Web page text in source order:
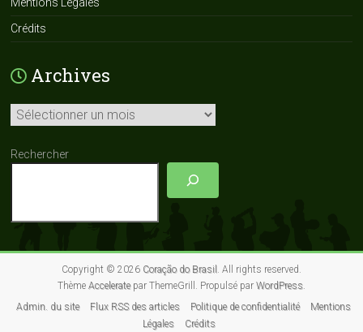
Crédits
Archives
Archives
Rechercher
Copyright © 2026 Coração do Brasil . All rights reserved.
Thème Acceleratepar ThemeGrill. Propulsé par WordPress.
Admin. du site
Flux RSS des articles Politique de confidentialité
Mentions
Légales
Crédits